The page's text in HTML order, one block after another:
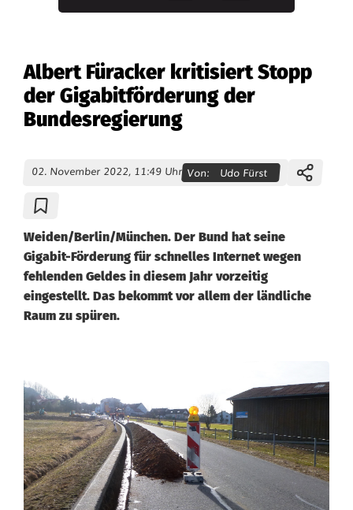
Albert Füracker kritisiert Stopp
der Gigabitförderung der
Bundesregierung
02. November 2022, 11:49 Uhr Von: Udo Fürst
Weiden/Berlin/München. Der Bund hat seine
Gigabit-Förderung für schnelles Internet wegen
fehlenden Geldes in diesem Jahr vorzeitig
eingestellt. Das bekommt vor allem der ländliche
Raum zu spüren.
A
l
b
e
r